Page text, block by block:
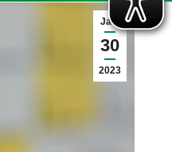
Jan.
30
2023